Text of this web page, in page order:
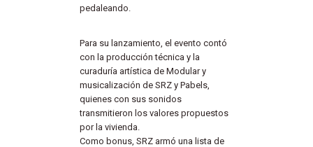
pedaleando.
Para su lanzamiento, el evento contó
con la producción técnica y la
curaduría artística de Modular y
musicalización de SRZ y Pabels,
quienes con sus sonidos
transmitieron los valores propuestos
por la vivienda.
Como bonus, SRZ armó una lista de